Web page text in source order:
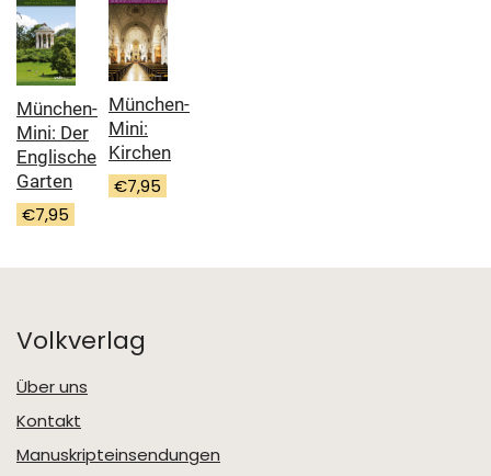
München-
Mini: Der
Englische
Garten
€7,95
München-
Mini:
Kirchen
€7,95
Volkverlag
Über uns
Kontakt
Manuskripteinsendungen